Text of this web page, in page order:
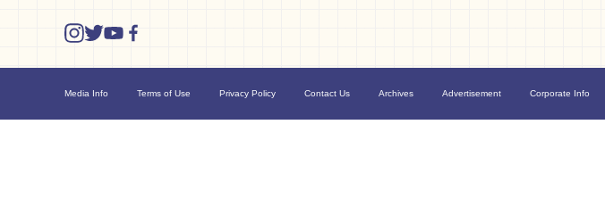
Media Info Terms of Use Privacy Policy Contact Us Archives Advertisement Corporate Info